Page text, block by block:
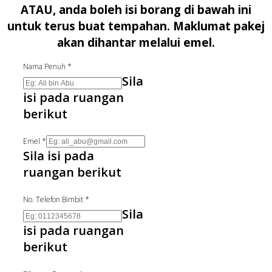
ATAU, anda boleh isi borang di bawah ini
untuk terus buat tempahan. Maklumat pakej
akan dihantar melalui emel.
Nama Penuh *
Sila
isi pada ruangan
berikut
Emel *
Sila isi pada
ruangan berikut
No. Telefon Bimbit *
Sila
isi pada ruangan
berikut